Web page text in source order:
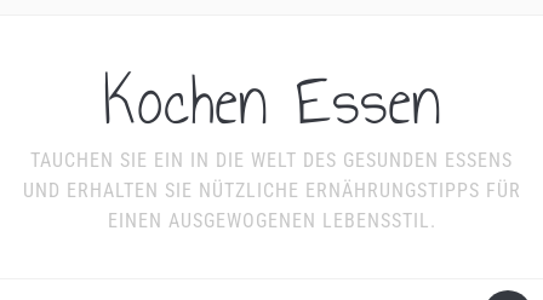
Kochen Essen
TAUCHEN SIE EIN IN DIE WELT DES GESUNDEN ESSENS
UND ERHALTEN SIE NÜTZLICHE ERNÄHRUNGSTIPPS FÜR
EINEN AUSGEWOGENEN LEBENSSTIL.